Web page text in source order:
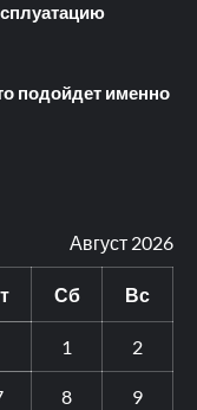
подойдет именно
Август 2026
Сб Вс
1 2
8 9